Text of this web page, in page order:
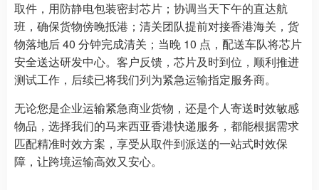
取件，用防静电包装密封芯片；协调当天下午的直达航
班，确保货物傍晚抵港；清关团队提前对接香港海关，货
物落地后 40 分钟完成清关；当晚 10 点，配送车队将芯片
安全送达研发中心。客户反馈，芯片及时到位，顺利推进
测试工作，后续已将我们列为紧急运输指定服务商。
无论您是企业运输紧急商业货物，还是个人寄送时效敏感
物品，选择我们的马来西亚香港快递服务，都能根据需求
匹配精准时效方案，享受从取件到派送的一站式时效保
障，让跨境运输高效又安心。